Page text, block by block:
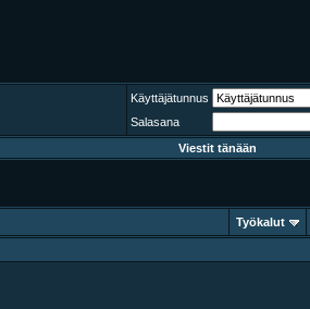
Käyttäjätunnus
Salasana
Viestit tänään
Työkalut